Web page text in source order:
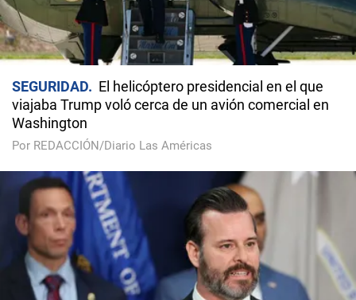
SEGURIDAD
El helicóptero presidencial en el que
viajaba Trump voló cerca de un avión comercial en
Washington
Por REDACCIÓN/Diario Las Américas